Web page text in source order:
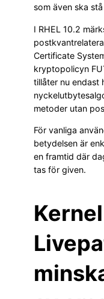
som även ska
I RHEL 10.2
Certificate
kryptopolicyn
tillåter nu endast
metoder utan
För vanliga
betydelsen är
en framtid där
tas för given.
Kernel